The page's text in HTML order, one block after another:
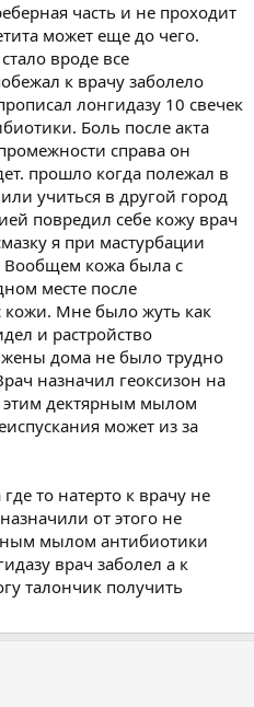
часть и не проходит
может еще до чего.
вроде все
к врачу заболело
лонгидазу 10 свечек
Боль после акта
справа он
прошло когда полежал в
учиться в другой город
повредил себе кожу врач
я при мастурбации
Вообщем кожа была с
месте после
кожи. Мне было жуть как
и растройство
дома не было трудно
назначил геоксизон на
дектярным мылом
может из за
то натерто к врачу не
от этого не
мылом антибиотики
врач заболел а к
талончик получить